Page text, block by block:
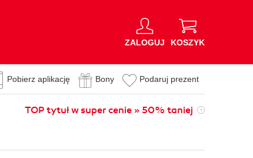
ZALOGUJ KOSZYK
Pobierz aplikację Bony Podaruj prezent
TOP tytuł w super cenie » 50% taniej